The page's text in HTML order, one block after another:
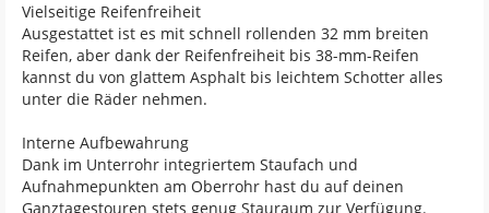
Vielseitige Reifenfreiheit
Ausgestattet ist es mit schnell rollenden 32 mm breiten
Reifen, aber dank der Reifenfreiheit bis 38-mm-Reifen
kannst du von glattem Asphalt bis leichtem Schotter alles
unter die Räder nehmen.
Interne Aufbewahrung
Dank im Unterrohr integriertem Staufach und
Aufnahmepunkten am Oberrohr hast du auf deinen
Ganztagestouren stets genug Stauraum zur Verfügung.